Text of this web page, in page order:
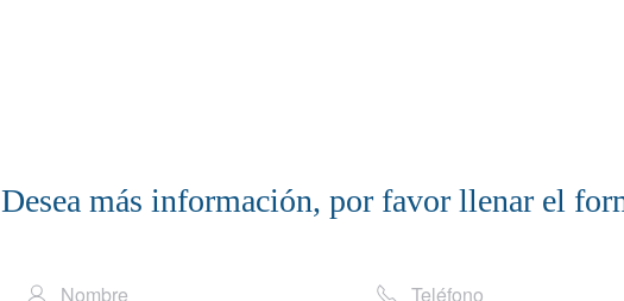
Desea más información, por favor llenar el